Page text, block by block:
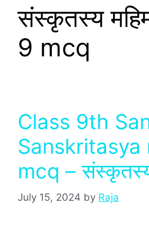
संस्कृतस्य
9 mcq
Class 9th
Sanskritasya
mcq – संस्कृतस्य
July 15, 2024 by Raja